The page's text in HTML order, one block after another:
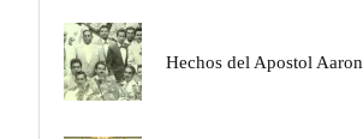
Hechos del Apostol Aaron